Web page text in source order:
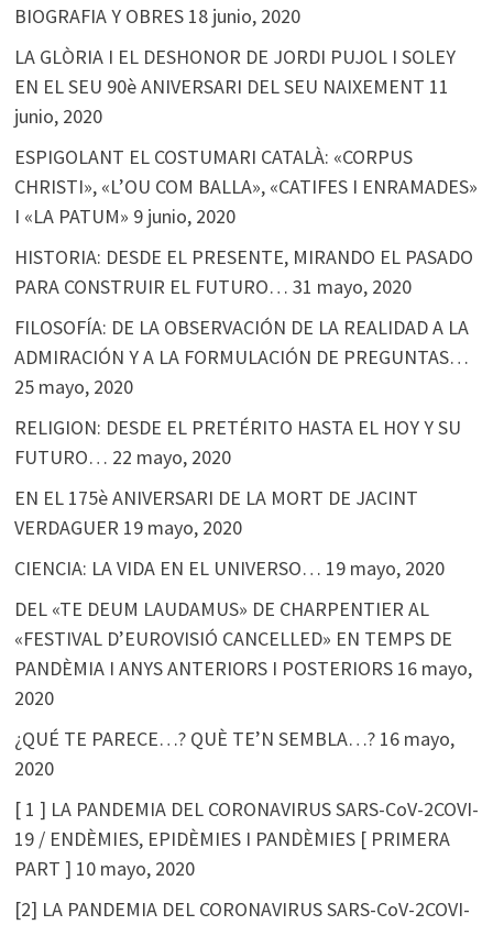
BIOGRAFIA Y OBRES 18 junio, 2020
LA GLÒRIA I EL DESHONOR DE JORDI PUJOL I SOLEY
EN EL SEU 90è ANIVERSARI DEL SEU NAIXEMENT 11
junio, 2020
ESPIGOLANT EL COSTUMARI CATALÀ: «CORPUS
CHRISTI», «L’OU COM BALLA», «CATIFES I ENRAMADES»
I «LA PATUM» 9 junio, 2020
HISTORIA: DESDE EL PRESENTE, MIRANDO EL PASADO
PARA CONSTRUIR EL FUTURO… 31 mayo, 2020
FILOSOFÍA: DE LA OBSERVACIÓN DE LA REALIDAD A LA
ADMIRACIÓN Y A LA FORMULACIÓN DE PREGUNTAS…
25 mayo, 2020
RELIGION: DESDE EL PRETÉRITO HASTA EL HOY Y SU
FUTURO… 22 mayo, 2020
EN EL 175è ANIVERSARI DE LA MORT DE JACINT
VERDAGUER 19 mayo, 2020
CIENCIA: LA VIDA EN EL UNIVERSO… 19 mayo, 2020
DEL «TE DEUM LAUDAMUS» DE CHARPENTIER AL
«FESTIVAL D’EUROVISIÓ CANCELLED» EN TEMPS DE
PANDÈMIA I ANYS ANTERIORS I POSTERIORS 16 mayo,
2020
¿QUÉ TE PARECE…? QUÈ TE’N SEMBLA…? 16 mayo,
2020
[ 1 ] LA PANDEMIA DEL CORONAVIRUS SARS-CoV-2COVI-
19 / ENDÈMIES, EPIDÈMIES I PANDÈMIES [ PRIMERA
PART ] 10 mayo, 2020
[2] LA PANDEMIA DEL CORONAVIRUS SARS-CoV-2COVI-